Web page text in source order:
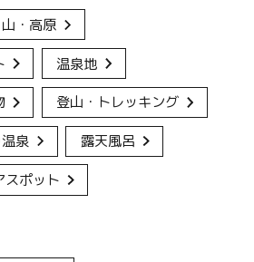
山・高原
温泉地
登山・トレッキング
泉 露天風呂
スポット